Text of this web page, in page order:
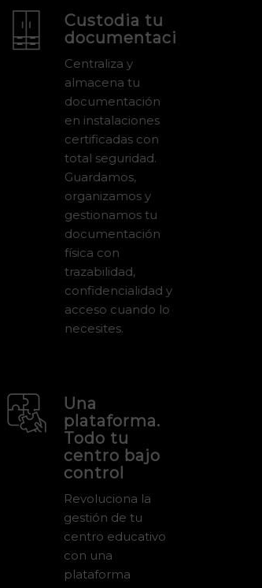
Custodia tu
documentación
Centraliza y
almacena tu
documentación
en instalaciones
certificadas con
total seguridad.
Guardamos,
organizamos y
gestionamos tu
documentación
física con
trazabilidad,
confidencialidad y
acceso cuando lo
necesites.
Una
plataforma.
Todo tu
centro bajo
control
Revoluciona la
gestión de tu
centro educativo
con una
plataforma